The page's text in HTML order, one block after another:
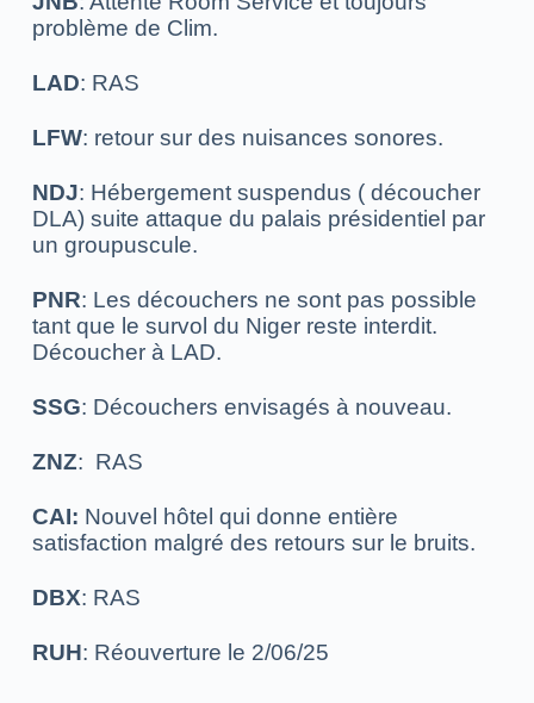
problème de Clim.
LAD: RAS
LFW: retour sur des nuisances sonores.
NDJ: Hébergement suspendus ( découcher
DLA) suite attaque du palais présidentiel par
un groupuscule.
PNR: Les découchers ne sont pas possible
tant que le survol du Niger reste interdit.
Découcher à LAD.
SSG: Découchers envisagés à nouveau.
ZNZ: RAS
CAI: Nouvel hôtel qui donne entière
satisfaction malgré des retours sur le bruits.
DBX: RAS
RUH: Réouverture le 2/06/25